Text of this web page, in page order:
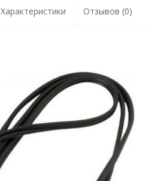
Характеристики Отзывов (0)